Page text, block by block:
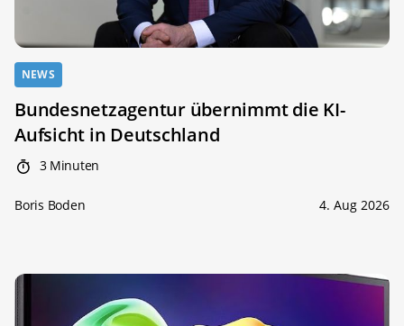
NEWS
Bundesnetzagentur übernimmt die KI-
Aufsicht in Deutschland
3 Minuten
Boris Boden 4. Aug 2026